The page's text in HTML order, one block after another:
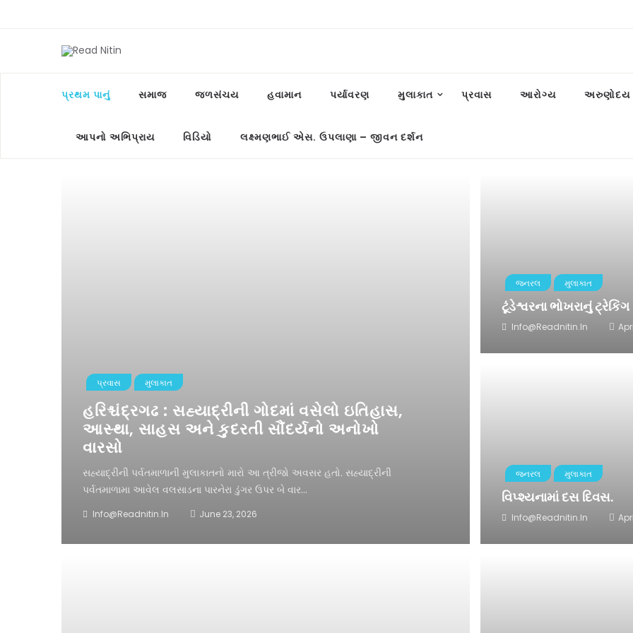
પ્રથમ પાનું સમાજ જળસંચય હવામાન પર્યાવરણ મુલાકાત પ્રવાસ આરોગ્ય અરુણોદય
આપનો અભિપ્રાય વિડિયો લક્ષ્મણભાઈ એસ. ઉપલાણા – જીવન દર્શન
પ્રવાસ મુલાકાત
હરિશ્ચંદ્રગઢ : સહ્યાદ્રીની ગોદમાં વસેલો ઇતિહાસ,
આસ્થા, સાહસ અને કુદરતી સૌંદર્યનો અનોખો
વારસો
સહ્યાદ્રીની પર્વતમાળાની મુલાકાતનો મારો આ ત્રીજો અવસર હતો. સહ્યાદ્રીની
પર્વતમાળામા આવેલ વલસાડના પારનેરા ડુંગર ઉપર બે વાર...
Info@readnitin.in June 23, 2026
જનરલ મુલાકાત
ટૂંડેશ્વરના ભોખરાનું ટ્રેકિંગ
Info@readnitin.in
જનરલ મુલાકાત
વિપ્શ્યનામાં દસ દિવસ.
Info@readnitin.in